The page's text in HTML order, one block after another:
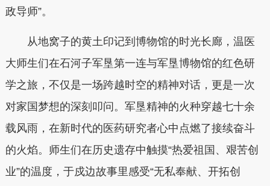
政导师”。
从地窝子的黄土印记到博物馆的时光长廊，温医
大师生们在石河子军垦第一连与军垦博物馆的红色研
学之旅，不仅是一场跨越时空的精神对话，更是一次
对家国梦想的深刻叩问。军垦精神的火种穿越七十余
载风雨，在新时代的医药研究者心中点燃了接续奋斗
的火焰。师生们在历史遗存中触摸“热爱祖国、艰苦创
业”的温度，于戍边故事里感受“无私奉献、开拓创